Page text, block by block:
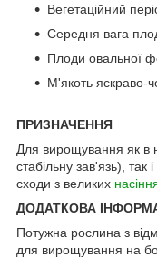
Вегетаційний
Середня вага
Плоди овальної
М'якоть яскраво-
ПРИЗНАЧЕННЯ
Для вирощування як в
стабільну зав'язь), так
сходи з великих
ДОДАТКОВА
Потужна рослина з
для вирощування на